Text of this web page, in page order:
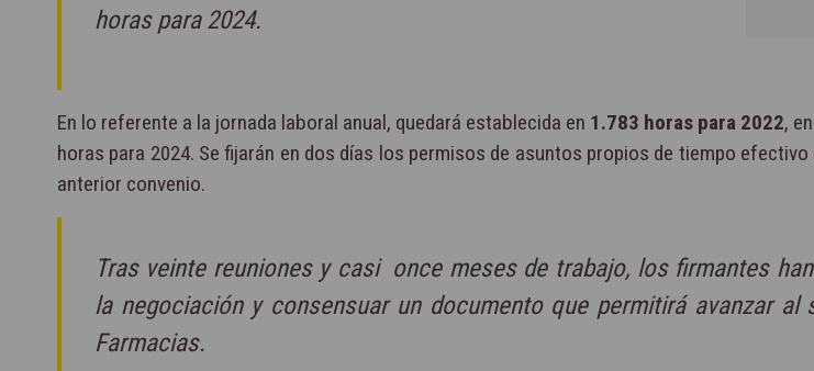
horas para 2024.
En lo referente a la jornada laboral anual, quedará establecida en 1.783 horas para 2022,
horas para 2024. Se fijarán en dos días los permisos de asuntos propios de tiempo
anterior convenio.
Tras veinte reuniones y casi once meses de trabajo, los firmantes
la negociación y consensuar un documento que permitirá avanzar al
Farmacias.